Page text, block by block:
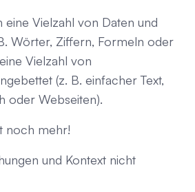
eine Vielzahl von Daten und
Wörter, Ziffern, Formeln oder
Vielzahl von
(z. B. einfacher Text,
oder Webseiten).
noch mehr!
und Kontext nicht